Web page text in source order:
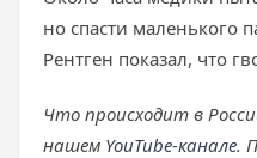
но спасти маленького
Рентген показал, что
Что происходит в
нашем YouTube-канале.